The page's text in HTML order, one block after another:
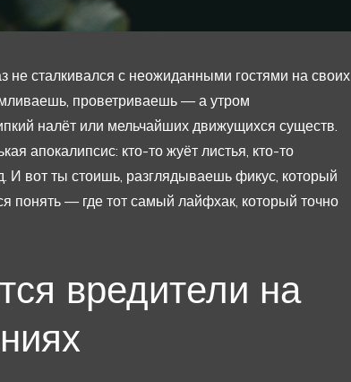
не сталкивался с неожиданными гостями на своих
проветриваешь — а утром
налёт или мельчайших движущихся существ.
апокалипсис: кто-то жуёт листья, кто-то
И вот ты стоишь, разглядываешь фикус, который
понять — где тот самый лайфхак, который точно
вредители на